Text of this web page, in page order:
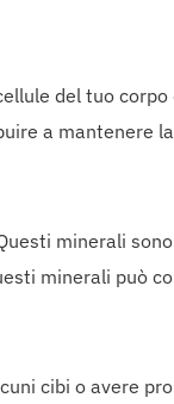
del tuo
a mantenere
minerali
minerali può
cibi o avere